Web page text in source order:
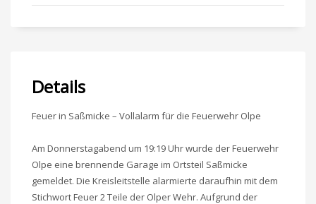
Details
Feuer in Saßmicke – Vollalarm für die Feuerwehr Olpe
Am Donnerstagabend um 19:19 Uhr wurde der Feuerwehr
Olpe eine brennende Garage im Ortsteil Saßmicke
gemeldet. Die Kreisleitstelle alarmierte daraufhin mit dem
Stichwort Feuer 2 Teile der Olper Wehr. Aufgrund der